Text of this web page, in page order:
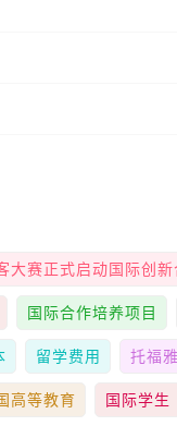
大赛正式启动国际创新
国际合作培养项目
留学费用 托福
高等教育 国际学生